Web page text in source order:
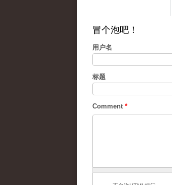
冒个泡吧！
用户名
标题
Comment *